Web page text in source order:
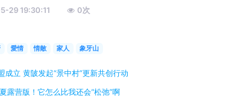
29 19:30:11 0次
愛情 情敵 家人 象牙山
成立 黄陂发起“景中村”更新共创行动
露营版！它怎么比我还会“松弛”啊